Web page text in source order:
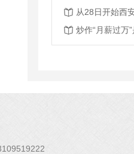
从28日开始西